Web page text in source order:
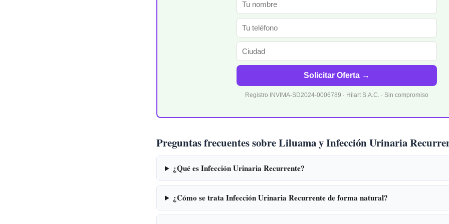
Solicitar Oferta →
Registro INVIMA-SD2024-0006789 · Hilart S.A.C. · Sin compromiso
Preguntas frecuentes sobre Liluama y Infección Urinaria
¿Qué es Infección Urinaria Recurrente?
¿Cómo se trata Infección Urinaria Recurrente de forma natural?